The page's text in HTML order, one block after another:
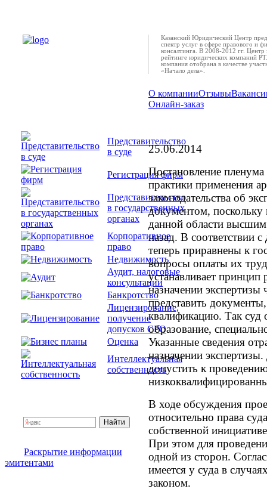
Представительство
в суде
Регистрация фирм
Представительство
в государственных
органах
Корпоративное
право
Недвижимость
Аудит, налоговые
консультации
Банкротство
Лицензирование,
получение
допусков СРО
Оценка
Интеллектуальная
собственность
Раскрытие информации
эмитентами
Казанский Юридический Центр
спектр услуг в сфере правового и
консалтинга. В 2008-2012 гг. Центр
рейтинге юридических компаний
компания отобрана в качестве
«Начало дела».
О компанииОтзывы
Онлайн-заказ
25.06.2014
Постановление
практики применения
законодательства об
документом, поскольку
данной области
назад. В соответствии
теперь приравнены к
вопросы оплаты их
устанавливает принцип
назначении экспертизы
представить
квалификацию. Так суд
образование,
Указанные сведения
назначении
допустить к
В ходе обсуждения
относительно права
собственной
При этом для
одной из сторон.
имеется у суда в
законом.